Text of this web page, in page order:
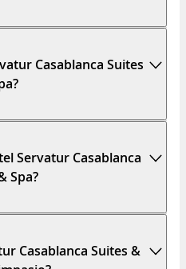
Casablanca Suites
Servatur Casablanca
Spa?
Casablanca Suites &